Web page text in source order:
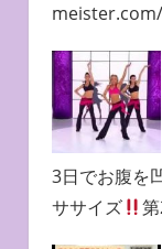
3日でお腹を
ササイズ